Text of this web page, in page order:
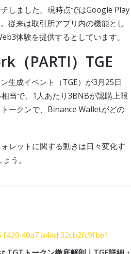
しました。現時点ではGoogle Play
従来は取引所アプリ内の機能とし
体験を提供するとしています。
PARTI）TGE
生成イベント（TGE）が3月25日
当で、1人あたり3BNBが認購上限
ークンで、Binance Walletがどの
レットに関する動きは日々変化す
う。